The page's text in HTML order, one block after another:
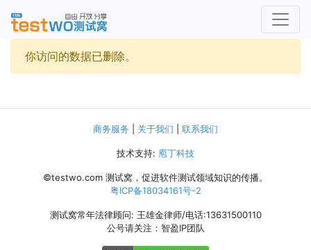
你访问的数据已删除。
商务服务 关于我们 联系我们
技术支持: 庖丁科技
©testwo.com 测试窝，促进软件测试领域知识的传播。
粤ICP备18034161号-2
测试窝常年法律顾问: 王雄金律师/电话:13631500110
公号请关注：智盈IP团队